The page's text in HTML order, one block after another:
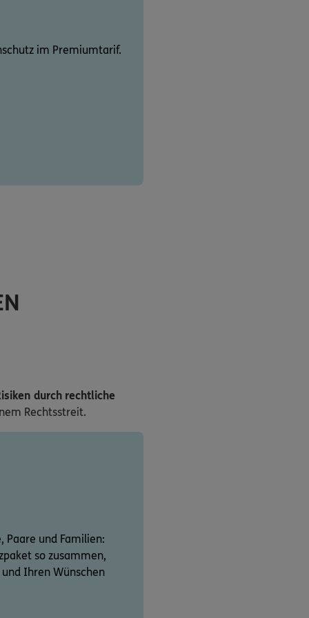
im Premiumtarif.
durch rechtliche
Rechtsstreit.
Paare und Familien:
so zusammen,
Ihren Wünschen